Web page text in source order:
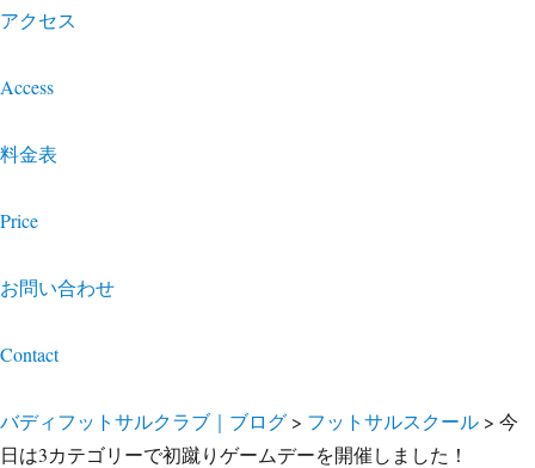
アクセス
Access
料金表
Price
お問い合わせ
Contact
バディフットサルクラブ｜ブログ > フットサルスクール > 今
日は3カテゴリーで初蹴りゲームデーを開催しました！